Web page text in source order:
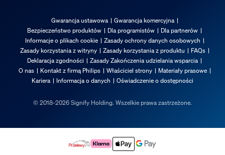
Gwarancja ustawowa
Gwarancja komercyjna
Bezpieczeństwo produktów
Dla programistów
Dla partnerów
Informacje o plikach cookie
Zasady ochrony danych osobowych
Zasady korzystania z witryny
Zasady korzystania z produktu
FAQs
Deklaracja zgodności
Zasady Zakończenia udzielania wsparcia
O nas
Kontakt z firmą Philips Właściciel strony
Materiały prasowe
Kariera
Informacja o danych Oświadczenie o dostępności
© 2018-2026 Signify Holding. Wszelkie prawa zastrzeżone.